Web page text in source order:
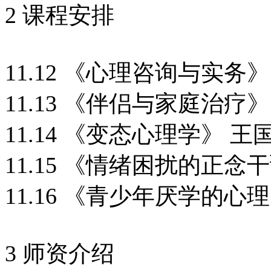
2 课程安排
11.12 《心理咨询与实务
11.13 《伴侣与家庭治疗
11.14 《变态心理学》 王
11.15 《情绪困扰的正念
11.16 《青少年厌学的心
3 师资介绍